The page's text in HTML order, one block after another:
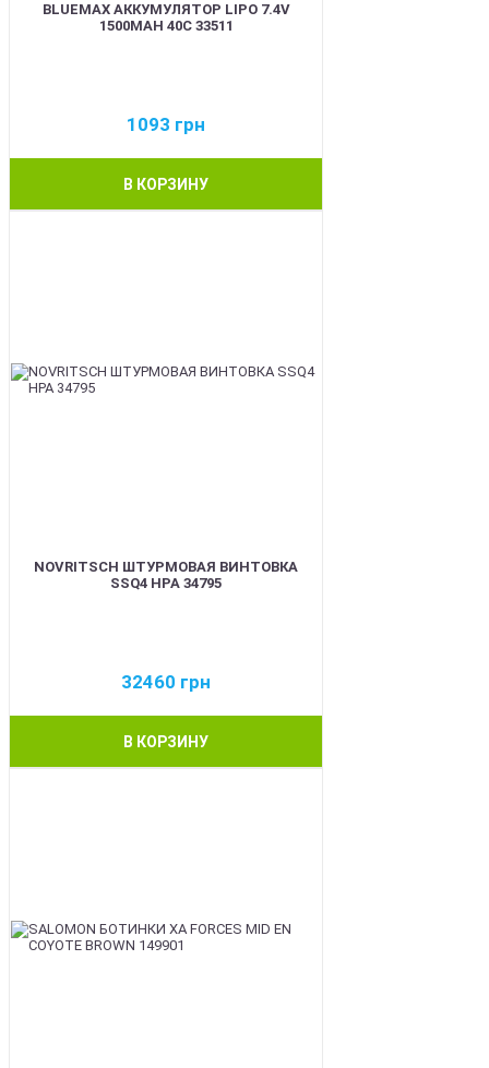
BLUEMAX АККУМУЛЯТОР LIPO 7.4V
1500MAH 40C 33511
1093 грн
В КОРЗИНУ
NOVRITSCH ШТУРМОВАЯ ВИНТОВКА
SSQ4 HPA 34795
32460 грн
В КОРЗИНУ